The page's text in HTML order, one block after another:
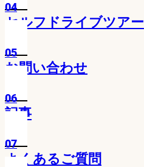
04
セルフドライブツアー
05
お問い合わせ
06
記事
07
よくあるご質問